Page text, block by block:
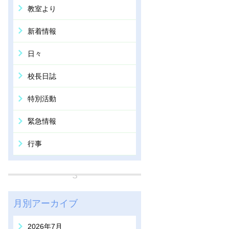
教室より
新着情報
日々
校長日誌
特別活動
緊急情報
行事
月別アーカイブ
2026年7月